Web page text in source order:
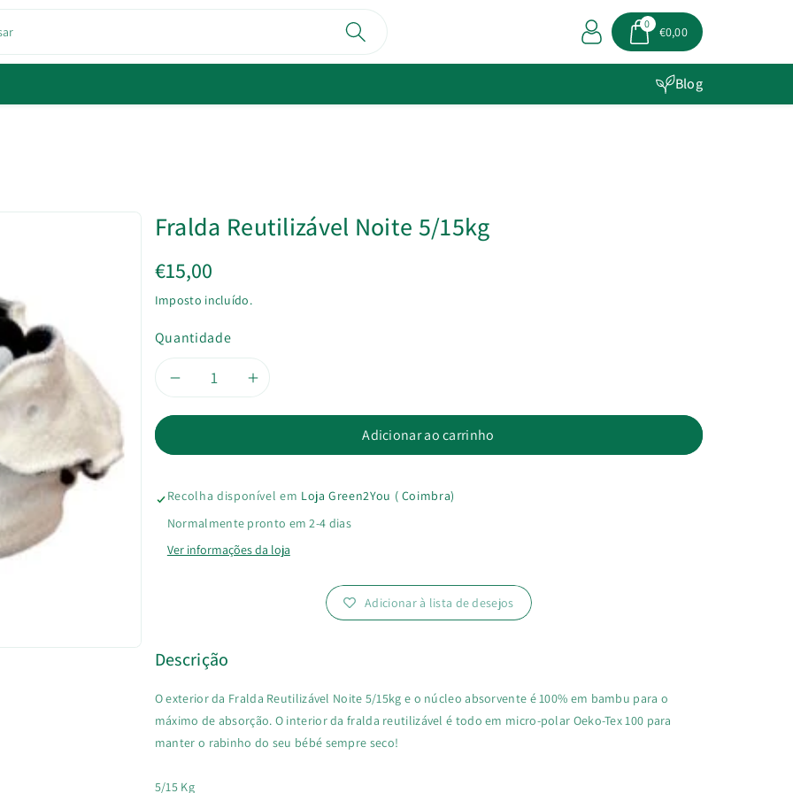
0
€0,00
Blog
Fralda Reutilizável Noite 5/15kg
€15,00
Imposto incluído.
Quantidade
Diminuir
de
Fralda
5/15kg
Aumentar
de
Fralda
Reutilizável
Adicionar ao carrinho
Recolha disponível em Loja Green2You ( Coimbra)
Normalmente pronto em 2-4 dias
Ver informações da loja
Adicionar à lista de desejos
Descrição
O exterior da Fralda Reutilizável Noite 5/15kg e o núcleo absorvente é 100% em bambu para o
máximo de absorção. O interior da fralda reutilizável é todo em micro-polar Oeko-Tex 100 para
manter o rabinho do seu bébé sempre seco!
5/15 Kg